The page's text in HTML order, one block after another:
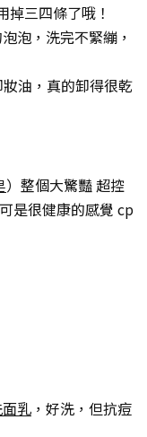
掉三四條了哦！
泡，洗完不緊繃，
油，真的卸得很乾
）整個大驚豔 超控
是很健康的感覺 cp
乳 ，好洗，但抗痘